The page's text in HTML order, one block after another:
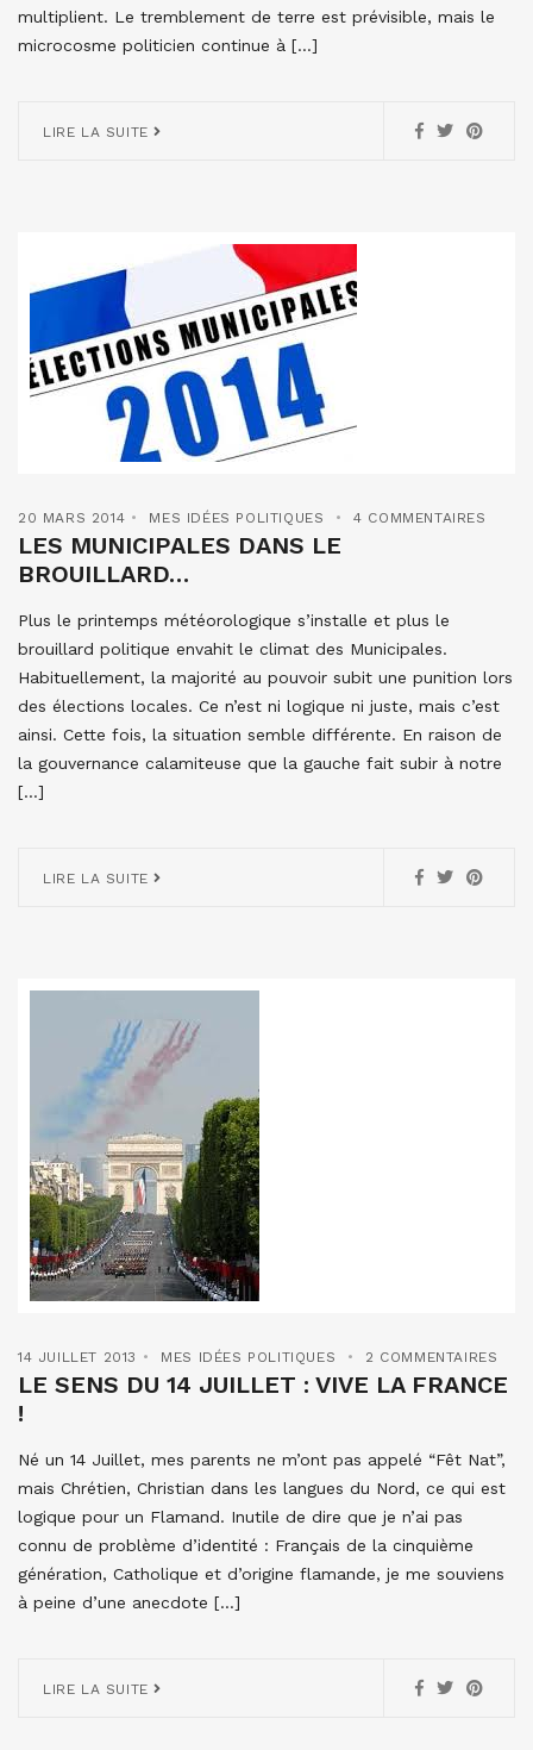
multiplient. Le tremblement de terre est prévisible, mais le
microcosme politicien continue à […]
LIRE LA SUITE
20 MARS 2014 MES IDÉES POLITIQUES 4 COMMENTAIRES
LES MUNICIPALES DANS LE
BROUILLARD…
Plus le printemps météorologique s’installe et plus le
brouillard politique envahit le climat des Municipales.
Habituellement, la majorité au pouvoir subit une punition lors
des élections locales. Ce n’est ni logique ni juste, mais c’est
ainsi. Cette fois, la situation semble différente. En raison de
la gouvernance calamiteuse que la gauche fait subir à notre
[…]
LIRE LA SUITE
14 JUILLET 2013 MES IDÉES POLITIQUES 2 COMMENTAIRES
LE SENS DU 14 JUILLET : VIVE LA FRANCE
!
Né un 14 Juillet, mes parents ne m’ont pas appelé “Fêt Nat”,
mais Chrétien, Christian dans les langues du Nord, ce qui est
logique pour un Flamand. Inutile de dire que je n’ai pas
connu de problème d’identité : Français de la cinquième
génération, Catholique et d’origine flamande, je me souviens
à peine d’une anecdote […]
LIRE LA SUITE